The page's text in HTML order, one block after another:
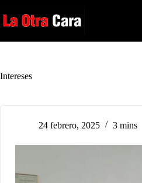
al
contenido
Intereses
24 febrero, 2025 3 mins